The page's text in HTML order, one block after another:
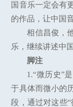
国音乐一定会有
的作品，让中国
相信昌俊，
乐，继续讲述中
脚注
1.“微历史”
于具体而微小的
段，通过对这些